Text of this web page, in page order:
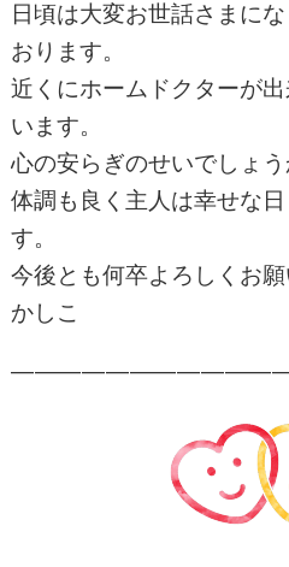
日頃は大変お世話さまに
おります。
近くにホームドクターが
います。
心の安らぎのせいでしょう
体調も良く主人は幸せな
す。
今後とも何卒よろしくお願
かしこ